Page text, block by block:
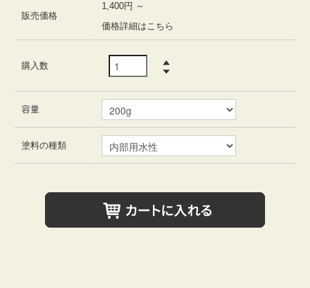
販売価格
1,400円 ～
価格詳細はこちら
購入数
容量
塗料の種類